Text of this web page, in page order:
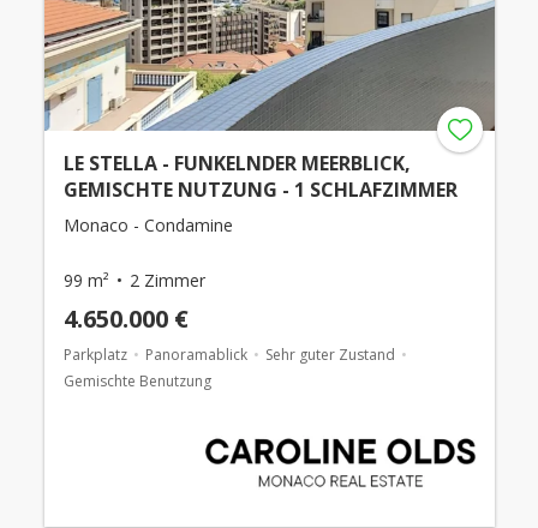
LE STELLA - FUNKELNDER MEERBLICK,
GEMISCHTE NUTZUNG - 1 SCHLAFZIMMER
Monaco - Condamine
99 m² 2 Zimmer
4.650.000 €
Parkplatz Panoramablick
Sehr guter Zustand
Gemischte Benutzung